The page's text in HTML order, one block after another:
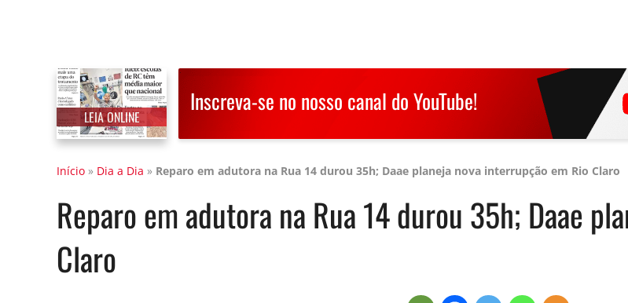
LEIA ONLINE
Inscreva-se no nosso canal do YouTube!
Início » Dia a Dia » Reparo em adutora na Rua 14 durou 35h; Daae planeja nova interrupção em Rio Claro
Reparo em adutora na Rua 14 durou 35h; Daae
Claro